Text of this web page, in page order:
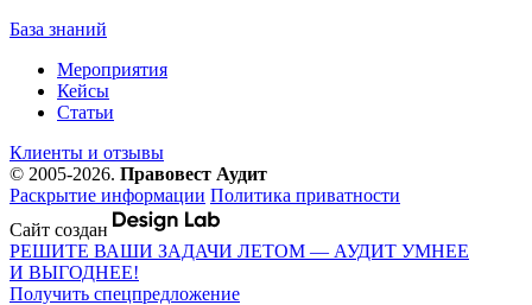
База знаний
Мероприятия
Кейсы
Статьи
Клиенты и отзывы
© 2005-2026. Правовест Аудит
Раскрытие информации Политика приватности
Сайт создан
РЕШИТЕ ВАШИ ЗАДАЧИ ЛЕТОМ — АУДИТ УМНЕЕ
И ВЫГОДНЕЕ!
Получить спецпредложение